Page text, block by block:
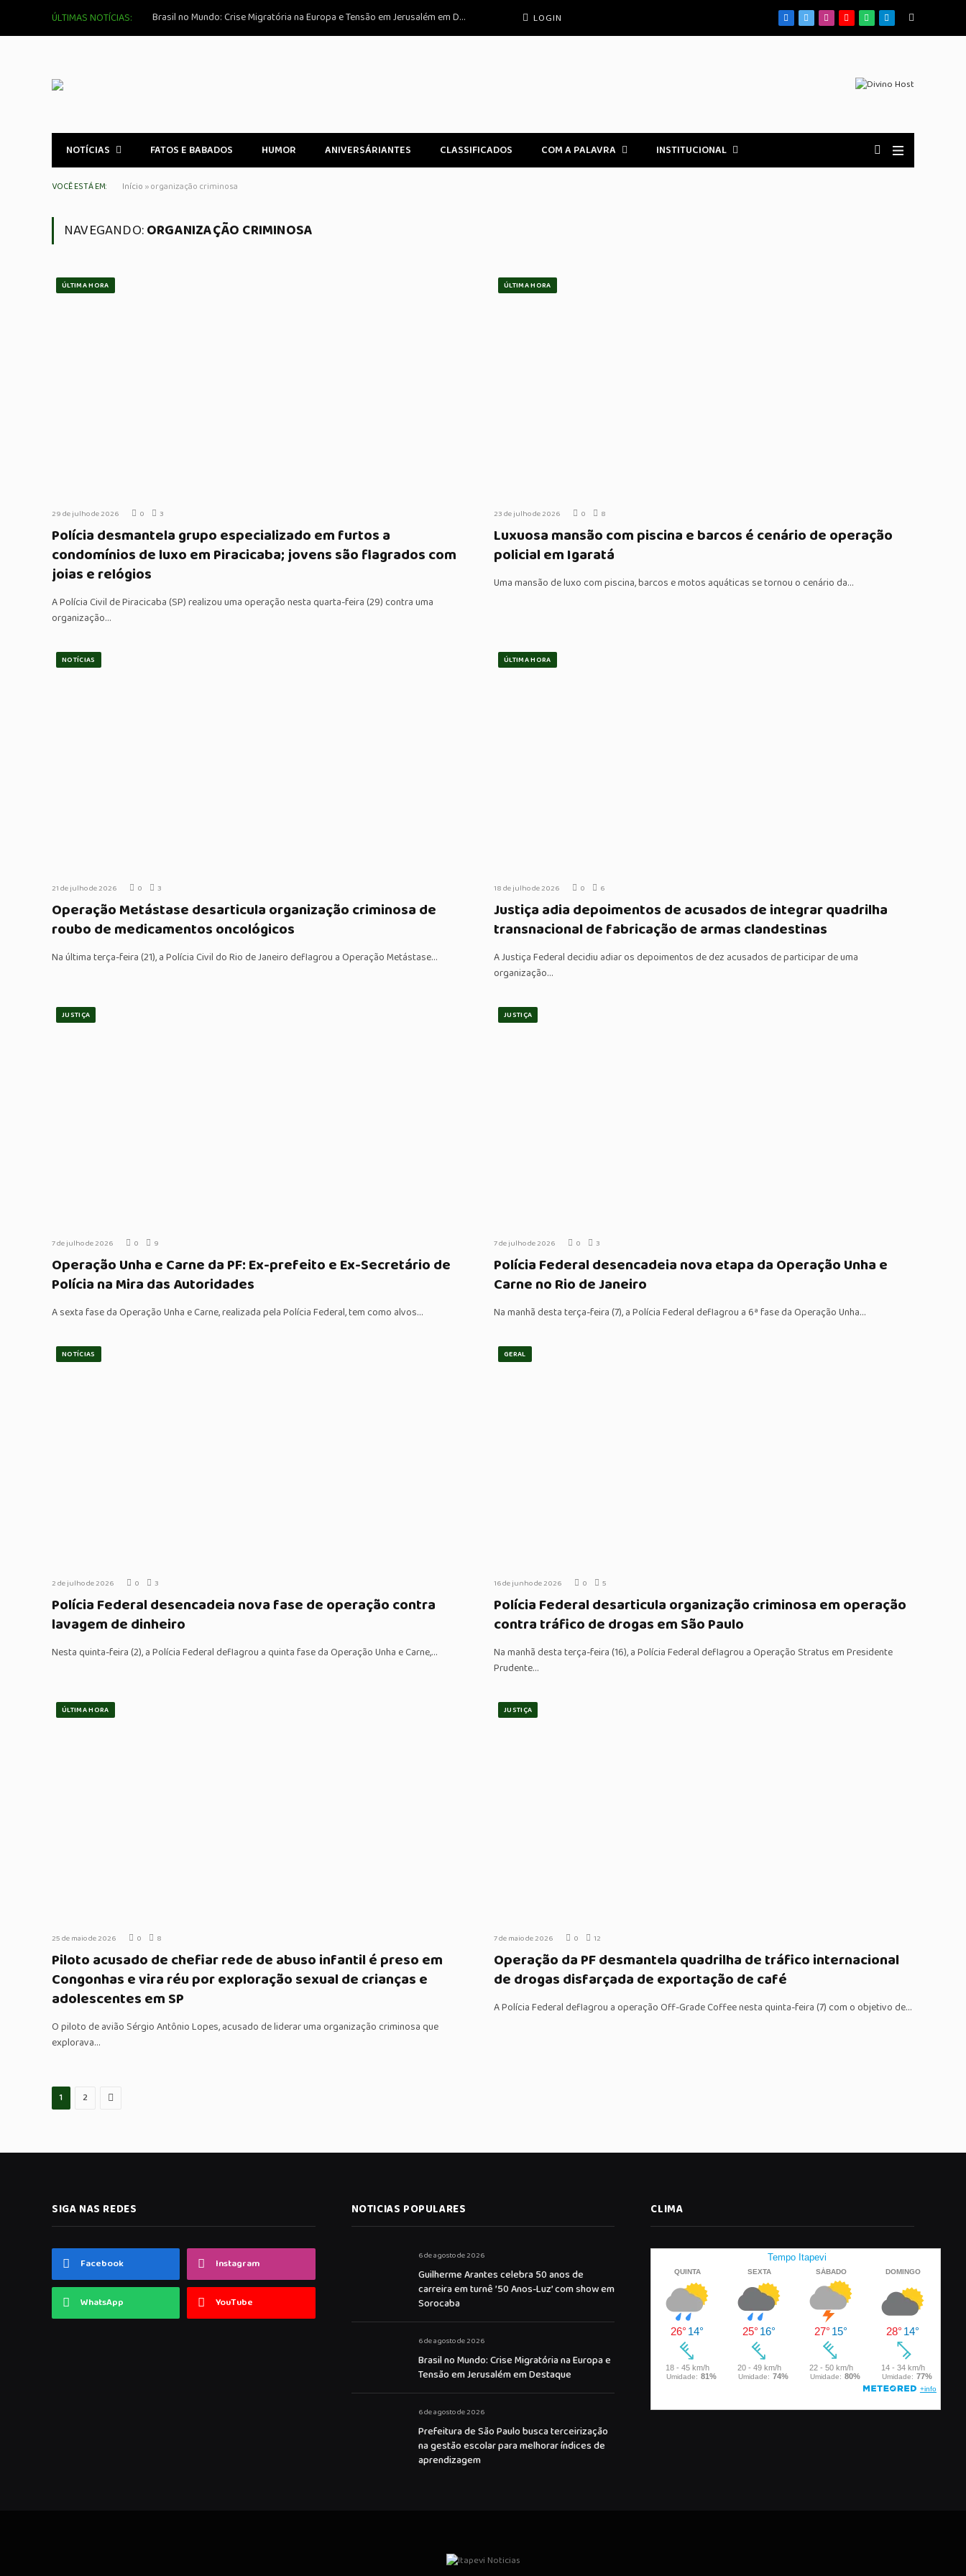
ÚLTIMAS NOTÍCIAS: Brasil no Mundo: Crise Migratória na Europa e Tensão em Jerusalém em Destaque LOGIN Facebook
X
(Twitter)
Instagram
YouTubeWhatsApp
Telegrama
NOTÍCIAS FATOS E BABADOS HUMOR ANIVERSÁRIANTES CLASSIFICADOS COM A PALAVRA INSTITUCIONAL
VOCÊ ESTÁ EM: Início »organização criminosa
NAVEGANDO:ORGANIZAÇÃO CRIMINOSA
ÚLTIMA HORA
29 de julho de 2026 0 3
Polícia desmantela grupo especializado em furtos a
condomínios de luxo em Piracicaba; jovens são flagrados com
joias e relógios
A Polícia Civil de Piracicaba (SP) realizou uma operação nesta quarta-feira (29) contra uma
organização…
ÚLTIMA HORA
23 de julho de 2026 0 8
Luxuosa mansão com piscina e barcos é cenário de operação
policial em Igaratá
Uma mansão de luxo com piscina, barcos e motos aquáticas se tornou o cenário da…
NOTÍCIAS
21 de julho de 2026 0 3
Operação Metástase desarticula organização criminosa de
roubo de medicamentos oncológicos
Na última terça-feira (21), a Polícia Civil do Rio de Janeiro deflagrou a Operação Metástase…
ÚLTIMA HORA
18 de julho de 2026 0 6
Justiça adia depoimentos de acusados de integrar quadrilha
transnacional de fabricação de armas clandestinas
A Justiça Federal decidiu adiar os depoimentos de dez acusados de participar de uma
organização…
JUSTIÇA
7 de julho de 2026 0 9
Operação Unha e Carne da PF: Ex-prefeito e Ex-Secretário de
Polícia na Mira das Autoridades
A sexta fase da Operação Unha e Carne, realizada pela Polícia Federal, tem como alvos…
JUSTIÇA
7 de julho de 2026 0 3
Polícia Federal desencadeia nova etapa da Operação Unha e
Carne no Rio de Janeiro
Na manhã desta terça-feira (7), a Polícia Federal deflagrou a 6ª fase da Operação Unha…
NOTÍCIAS
2 de julho de 2026 0 3
Polícia Federal desencadeia nova fase de operação contra
lavagem de dinheiro
Nesta quinta-feira (2), a Polícia Federal deflagrou a quinta fase da Operação Unha e Carne,…
GERAL
16 de junho de 2026 0 5
Polícia Federal desarticula organização criminosa em operação
contra tráfico de drogas em São Paulo
Na manhã desta terça-feira (16), a Polícia Federal deflagrou a Operação Stratus em Presidente
Prudente…
ÚLTIMA HORA
25 de maio de 2026 0 8
Piloto acusado de chefiar rede de abuso infantil é preso em
Congonhas e vira réu por exploração sexual de crianças e
adolescentes em SP
O piloto de avião Sérgio Antônio Lopes, acusado de liderar uma organização criminosa que
explorava…
JUSTIÇA
7 de maio de 2026 0 12
Operação da PF desmantela quadrilha de tráfico internacional
de drogas disfarçada de exportação de café
A Polícia Federal deflagrou a operação Off-Grade Coffee nesta quinta-feira (7) com o objetivo de…
1 2 Proximo
SIGA NAS REDES
Facebook Instagram
WhatsApp YouTube
NOTICIAS POPULARES
6 de agosto de 2026
Guilherme Arantes celebra 50 anos de
carreira em turnê ’50 Anos-Luz’ com show em
Sorocaba
6 de agosto de 2026
Brasil no Mundo: Crise Migratória na Europa e
Tensão em Jerusalém em Destaque
6 de agosto de 2026
Prefeitura de São Paulo busca terceirização
na gestão escolar para melhorar índices de
aprendizagem
CLIMA